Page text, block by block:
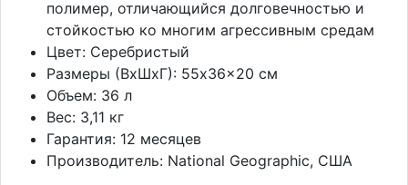
полимер, отличающийся долговечностью и
стойкостью ко многим агрессивным средам
Цвет: Серебристый
Размеры (ВхШхГ): 55x36x20 см
Объем: 36 л
Вес: 3,11 кг
Гарантия: 12 месяцев
Производитель: National Geographic, США